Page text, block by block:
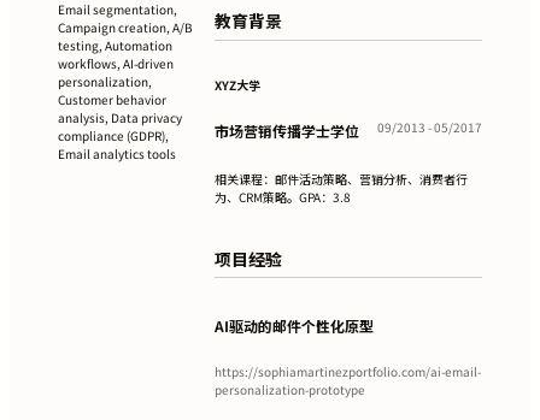
Email segmentation,
Campaign creation, A/B
testing, Automation
workflows, AI-driven
personalization,
Customer behavior
analysis, Data privacy
compliance (GDPR),
Email analytics tools
教育背景
XYZ大学
市场营销传播学士学位 09/2013 - 05/2017
相关课程：邮件活动策略、营销分析、消费者行
为、CRM策略。GPA：3.8
项目经验
AI驱动的邮件个性化原型
https://sophiamartinezportfolio.com/ai-email-
personalization-prototype